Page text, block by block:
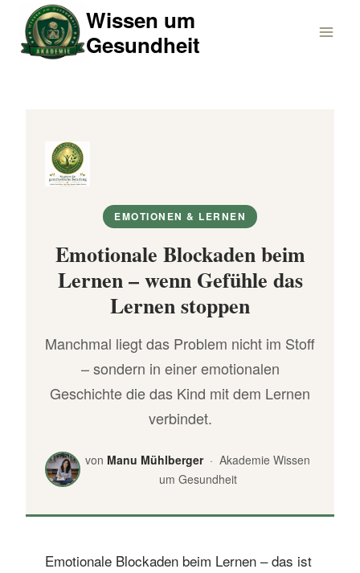
Inhalt
springen
Wissen um
Gesundheit
EMOTIONEN & LERNEN
Emotionale Blockaden beim
Lernen – wenn Gefühle das
Lernen stoppen
Manchmal liegt das Problem nicht im Stoff
– sondern in einer emotionalen
Geschichte die das Kind mit dem Lernen
verbindet.
von Manu Mühlberger· Akademie Wissen
um Gesundheit
Emotionale Blockaden beim Lernen – das ist